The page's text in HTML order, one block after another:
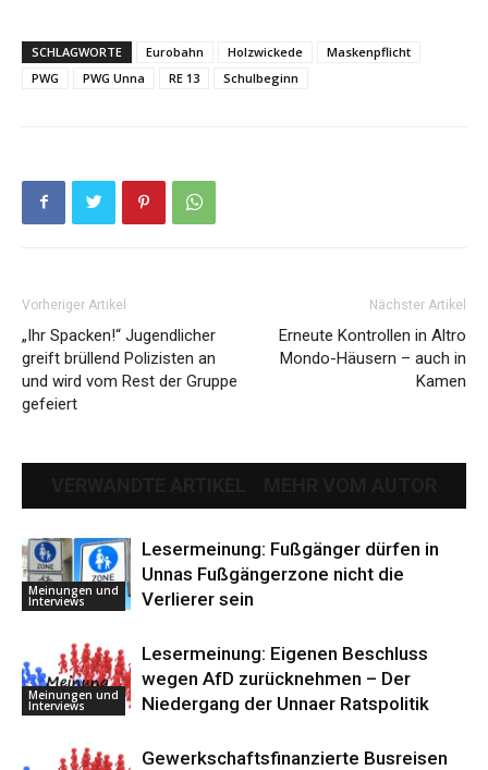
SCHLAGWORTE Eurobahn Holzwickede
Maskenpflicht
PWG
PWG Unna RE 13 Schulbeginn
Vorheriger Artikel
„Ihr Spacken!“ Jugendlicher
greift brüllend Polizisten an
und wird vom Rest der Gruppe
gefeiert
Nächster Artikel
Erneute Kontrollen in Altro
Mondo-Häusern – auch in
Kamen
Meinungen und
Interviews
Lesermeinung: Fußgänger dürfen in
Unnas Fußgängerzone nicht die
Verlierer sein
Meinungen und
Interviews
Lesermeinung: Eigenen Beschluss
wegen AfD zurücknehmen – Der
Niedergang der Unnaer Ratspolitik
Gewerkschaftsfinanzierte Busreisen